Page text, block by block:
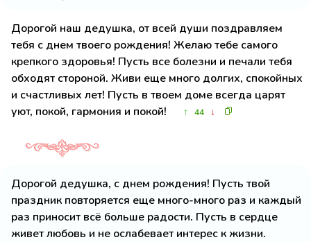
Дорогой наш дедушка, от всей души поздравляем
тебя с днем твоего рождения! Желаю тебе самого
крепкого здоровья! Пусть все болезни и печали тебя
обходят стороной. Живи еще много долгих, спокойных
и счастливых лет! Пусть в твоем доме всегда царят
уют, покой, гармония и покой!
↑ 44 ↓
Дорогой дедушка, с днем рождения! Пусть твой
праздник повторяется еще много-много раз и каждый
раз приносит всё больше радости. Пусть в сердце
живет любовь и не ослабевает интерес к жизни.